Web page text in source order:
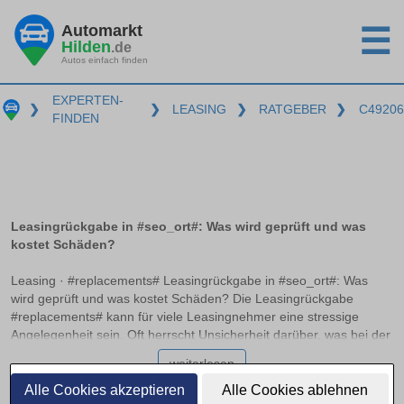
Alle Cookies akzeptieren Alle Cookies ablehnen
Automarkt
Hilden.de
Autos einfach finden ☰
❯
EXPERTEN-
FINDEN
❯ LEASING ❯ RATGEBER ❯ C49206
Leasingrückgabe in #seo_ort#: Was wird geprüft und was
kostet Schäden?
Leasing · #replacements# Leasingrückgabe in #seo_ort#: Was
wird geprüft und was kostet Schäden? Die Leasingrückgabe
#replacements# kann für viele Leasingnehmer eine stressige
Angelegenheit sein. Oft herrscht Unsicherheit darüber, was bei der
Rückgabe genau geprüft wird und welche Kosten für mögliche
Schäden entstehen können. In diesem Ratgeber erfahren Sie,
welche Unterschiede zwischen normalen Gebrauchsspuren und
weiterlesen